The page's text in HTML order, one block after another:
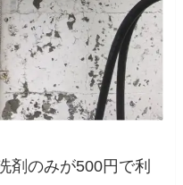
剤のみが500円で利